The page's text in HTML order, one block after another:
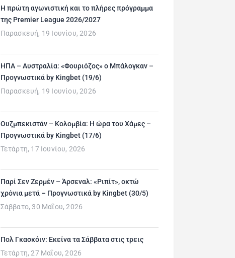
H πρώτη αγωνιστική και το πλήρες πρόγραμμα
της Premier League 2026/2027
Παρασκευή, 19 Ιουνίου, 2026
ΗΠΑ – Αυστραλία: «Φουριόζος» ο Μπάλογκαν –
Προγνωστικά by Kingbet (19/6)
Παρασκευή, 19 Ιουνίου, 2026
Ουζμπεκιστάν – Κολομβία: Η ώρα του Χάμες –
Προγνωστικά by Kingbet (17/6)
Τετάρτη, 17 Ιουνίου, 2026
Παρί Σεν Ζερμέν – Άρσεναλ: «Ριπίτ», οκτώ
χρόνια μετά – Προγνωστικά by Kingbet (30/5)
Σάββατο, 30 Μαΐου, 2026
Πολ Γκασκόιν: Εκείνα τα Σάββατα στις τρεις
Τετάρτη, 27 Μαΐου, 2026